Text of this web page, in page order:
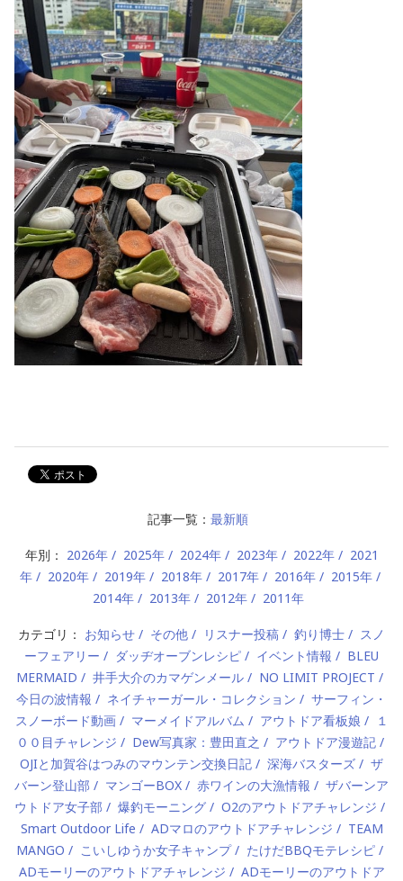
記事一覧： 最新順
年別： 2026年 2025年 2024年 2023年 2022年
2021
年
2020年 2019年 2018年 2017年 2016年
2015年
2014年
2013年 2012年 2011年
カテゴリ： お知らせ その他 リスナー投稿 釣り博士
スノ
ーフェアリー
ダッヂオーブンレシピ イベント情報
BLEU
MERMAID
井手大介のカマゲンメール
NO LIMIT PROJECT
今日の波情報
ネイチャーガール・コレクション
サーフィン・
スノーボード動画
マーメイドアルバム アウトドア看板娘
１
００目チャレンジ
Dew写真家：豊田直之
アウトドア漫遊記
OJIと加賀谷はつみのマウンテン交換日記
深海バスターズ
ザ
バーン登山部
マンゴーBOX 赤ワインの大漁情報
ザバーンア
ウトドア女子部
爆釣モーニング
O2のアウトドアチャレンジ
Smart Outdoor Life
ADマロのアウトドアチャレンジ
TEAM
MANGO
こいしゆうか女子キャンプ
たけだBBQモテレシピ
ADモーリーのアウトドアチャレンジ
ADモーリーのアウトドア